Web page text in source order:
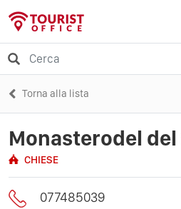
Torna alla lista
Monasterodel
CHIESE
077485039